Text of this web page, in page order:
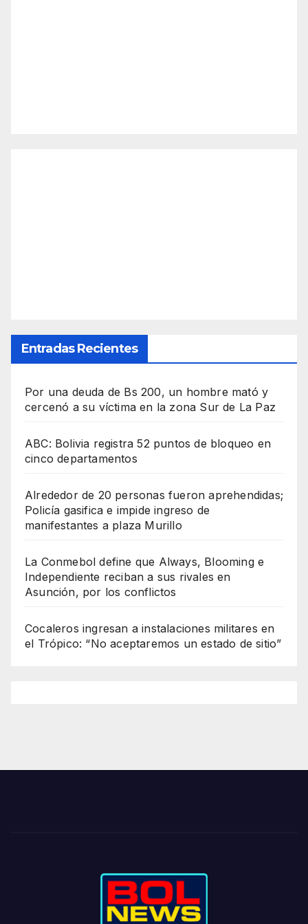
Entradas Recientes
Por una deuda de Bs 200, un hombre mató y
cercenó a su víctima en la zona Sur de La Paz
ABC: Bolivia registra 52 puntos de bloqueo en
cinco departamentos
Alrededor de 20 personas fueron aprehendidas;
Policía gasifica e impide ingreso de
manifestantes a plaza Murillo
La Conmebol define que Always, Blooming e
Independiente reciban a sus rivales en
Asunción, por los conflictos
Cocaleros ingresan a instalaciones militares en
el Trópico: “No aceptaremos un estado de sitio”